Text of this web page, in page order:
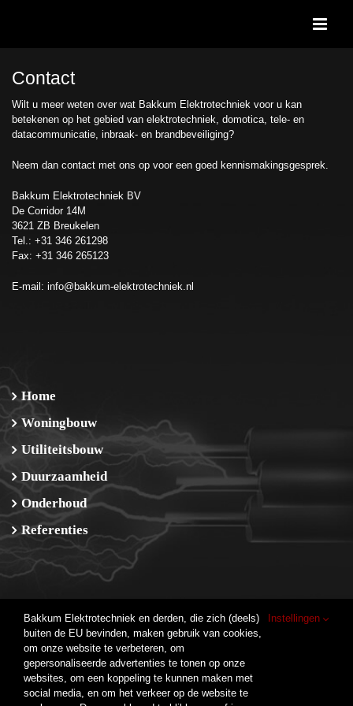
Contact
Wilt u meer weten over wat Bakkum Elektrotechniek voor u kan
betekenen op het gebied van elektrotechniek, domotica, tele- en
datacommunicatie, inbraak- en brandbeveiliging?
Neem dan contact met ons op voor een goed kennismakingsgesprek.
Bakkum Elektrotechniek BV
De Corridor 14M
3621 ZB Breukelen
Tel.: +31 346 261298
Fax: +31 346 265123
E-mail: info@bakkum-elektrotechniek.nl
Home
Woningbouw
Utiliteitsbouw
Duurzaamheid
Onderhoud
Referenties
Bakkum elektrotechniek B.V.
De Corridor 14M
3621 ZB Breukelen
T. 0346-26 12 98
KvK nummer: 56065906
Bakkum Elektrotechniek en derden, die zich (deels)
buiten de EU bevinden, maken gebruik van cookies,
om onze website te verbeteren, om
gepersonaliseerde advertenties te tonen op onze
websites, om een koppeling te kunnen maken met
social media, en om het verkeer op de website te
Instellingen